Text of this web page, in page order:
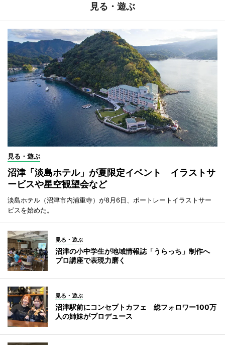
見る・遊ぶ
見る・遊ぶ
沼津「淡島ホテル」が夏限定イベント イラストサ
ービスや星空観望会など
淡島ホテル（沼津市内浦重寺）が8月6日、ポートレートイラストサー
ビスを始めた。
見る・遊ぶ
沼津の小中学生が地域情報誌「うらっち」制作へ
プロ講座で表現力磨く
見る・遊ぶ
沼津駅前にコンセプトカフェ 総フォロワー100万
人の姉妹がプロデュース